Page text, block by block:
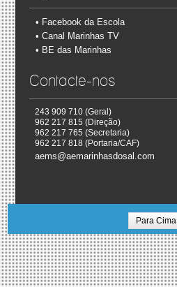
• Facebook da Escola
• Canal Marinhas TV
• BE das Marinhas
Contacte-nos
243 909 710 (Geral)
962 217 815 (Direção)
962 217 765 (Secretaria)
962 217 818 (Portaria/CAF)
aems@aemarinhasdosal.com
Para Cima